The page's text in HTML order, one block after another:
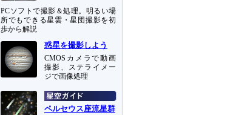
PCソフトで撮影＆処理。明るい場
所でもできる星雲・星団撮影を初
歩から解説
惑星を撮影しよう
CMOSカメラで動画
撮影、ステライメー
ジで画像処理
ペルセウス座流星群